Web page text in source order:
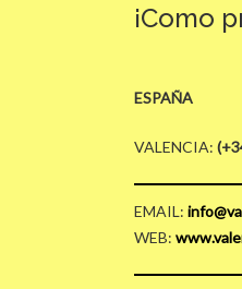
¡Como
ESPAÑA
VALENCIA:
EMAIL:
WEB: